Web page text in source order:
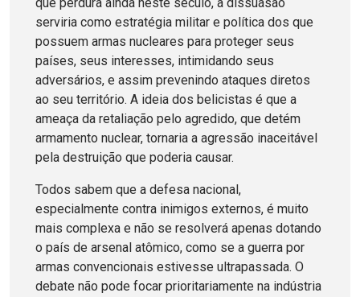
serviria como estratégia militar e política dos que
possuem armas nucleares para proteger seus
países, seus interesses, intimidando seus
adversários, e assim prevenindo ataques diretos
ao seu território. A ideia dos belicistas é que a
ameaça da retaliação pelo agredido, que detém
armamento nuclear, tornaria a agressão inaceitável
pela destruição que poderia causar.
Todos sabem que a defesa nacional,
especialmente contra inimigos externos, é muito
mais complexa e não se resolverá apenas dotando
o país de arsenal atômico, como se a guerra por
armas convencionais estivesse ultrapassada. O
debate não pode focar prioritariamente na indústria